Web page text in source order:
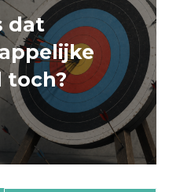
dat
toch?